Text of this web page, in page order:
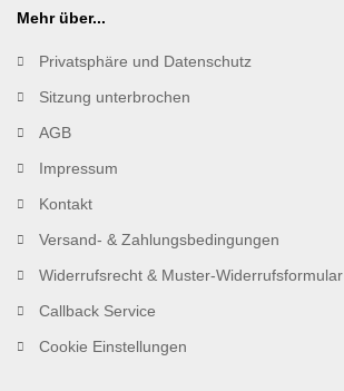
Mehr über...
Privatsphäre und Datenschutz
Sitzung unterbrochen
AGB
Impressum
Kontakt
Versand- & Zahlungsbedingungen
Widerrufsrecht & Muster-Widerrufsformular
Callback Service
Cookie Einstellungen